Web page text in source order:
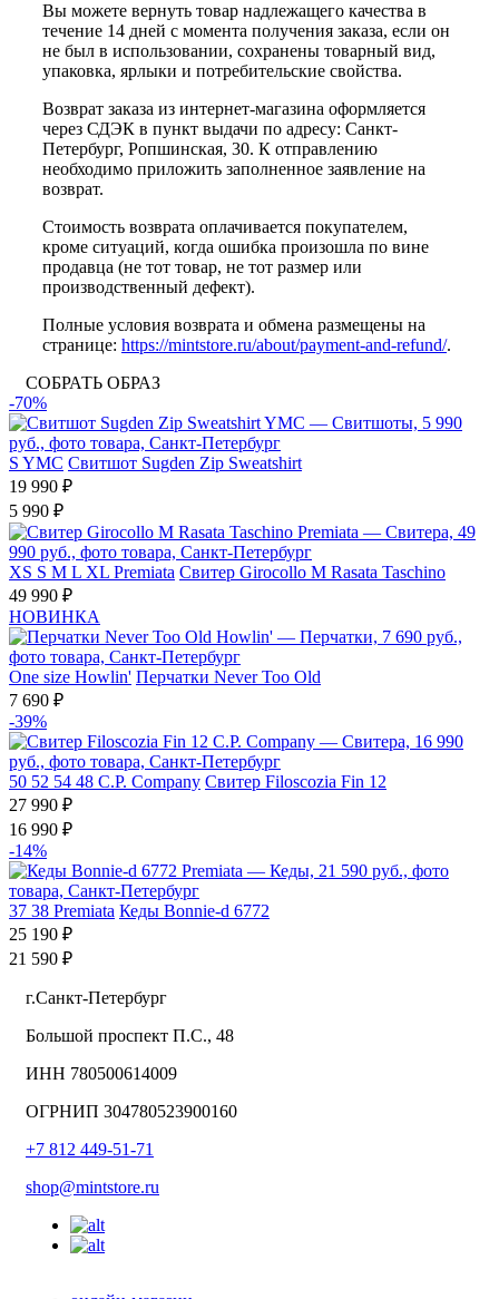
Вы можете вернуть товар надлежащего качества в
течение 14 дней с момента получения заказа, если он
не был в использовании, сохранены товарный вид,
упаковка, ярлыки и потребительские свойства.
Возврат заказа из интернет-магазина оформляется
через СДЭК в пункт выдачи по адресу: Санкт-
Петербург, Ропшинская, 30. К отправлению
необходимо приложить заполненное заявление на
возврат.
Стоимость возврата оплачивается покупателем,
кроме ситуаций, когда ошибка произошла по вине
продавца (не тот товар, не тот размер или
производственный дефект).
Полные условия возврата и обмена размещены на
странице: https://mintstore.ru/about/payment-and-refund/.
СОБРАТЬ ОБРАЗ
-70%
S YMC Свитшот Sugden Zip Sweatshirt
19 990 ₽
5 990 ₽
XS S M L XL Premiata Свитер Girocollo M Rasata Taschino
49 990 ₽
НОВИНКА
One size Howlin' Перчатки Never Too Old
7 690 ₽
-39%
50 52 54 48 C.P. Company Свитер Filoscozia Fin 12
27 990 ₽
16 990 ₽
-14%
37 38 Premiata Кеды Bonnie-d 6772
25 190 ₽
21 590 ₽
г.Санкт-Петербург
Большой проспект П.С., 48
ИНН 780500614009
ОГРНИП 304780523900160
+7 812 449-51-71
shop@mintstore.ru